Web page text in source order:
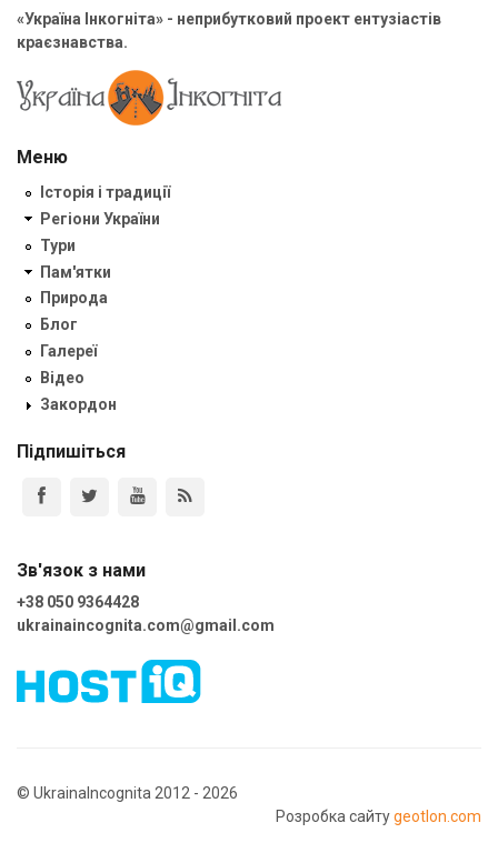
«Україна Інкогніта» - неприбутковий проект ентузіастів
краєзнавства.
Меню
Історія і традиції
Регіони України
Тури
Пам'ятки
Природа
Блог
Галереї
Відео
Закордон
Підпишіться
Зв'язок з нами
+38 050 9364428
ukrainaincognita.com@gmail.com
© UkrainaIncognita 2012 - 2026
Розробка сайтуgeotlon.com